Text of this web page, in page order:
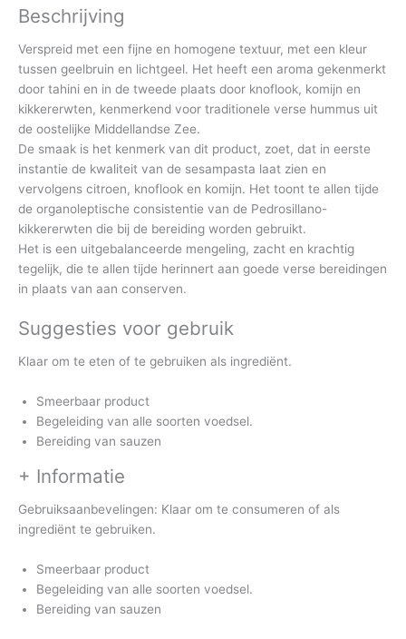
Beschrijving
Verspreid met een fijne en homogene textuur, met een kleur
tussen geelbruin en lichtgeel. Het heeft een aroma gekenmerkt
door tahini en in de tweede plaats door knoflook, komijn en
kikkererwten, kenmerkend voor traditionele verse hummus uit
de oostelijke Middellandse Zee.
De smaak is het kenmerk van dit product, zoet, dat in eerste
instantie de kwaliteit van de sesampasta laat zien en
vervolgens citroen, knoflook en komijn. Het toont te allen tijde
de organoleptische consistentie van de Pedrosillano-
kikkererwten die bij de bereiding worden gebruikt.
Het is een uitgebalanceerde mengeling, zacht en krachtig
tegelijk, die te allen tijde herinnert aan goede verse bereidingen
in plaats van aan conserven.
Suggesties voor gebruik
Klaar om te eten of te gebruiken als ingrediënt.
Smeerbaar product
Begeleiding van alle soorten voedsel.
Bereiding van sauzen
+ Informatie
Gebruiksaanbevelingen: Klaar om te consumeren of als
ingrediënt te gebruiken.
Smeerbaar product
Begeleiding van alle soorten voedsel.
Bereiding van sauzen